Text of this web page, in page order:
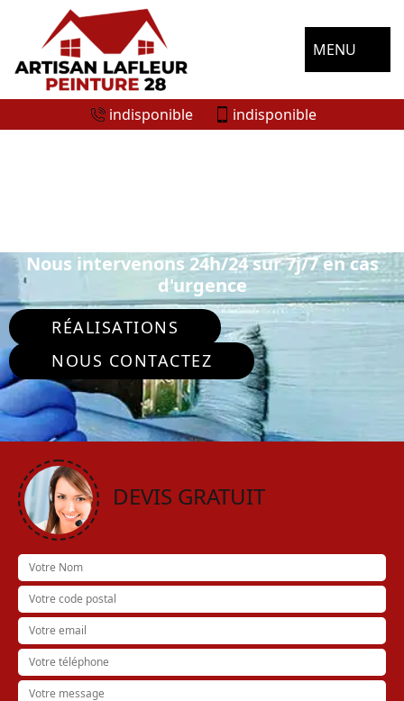
MENU
indisponible indisponible
Nous intervenons 24h/24 sur 7j/7 en cas
d'urgence
RÉALISATIONS
NOUS CONTACTEZ
DEVIS GRATUIT